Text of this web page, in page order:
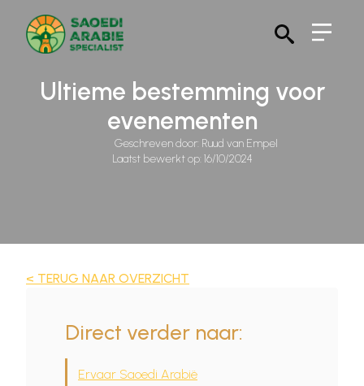
Ultieme bestemming voor
evenementen
Geschreven door: Ruud van Empel
Laatst bewerkt op: 16/10/2024
< TERUG NAAR OVERZICHT
Direct verder naar:
Ervaar Saoedi Arabië